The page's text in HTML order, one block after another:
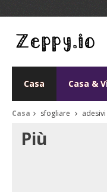
Casa Casa &
Casa sfogliare
Più